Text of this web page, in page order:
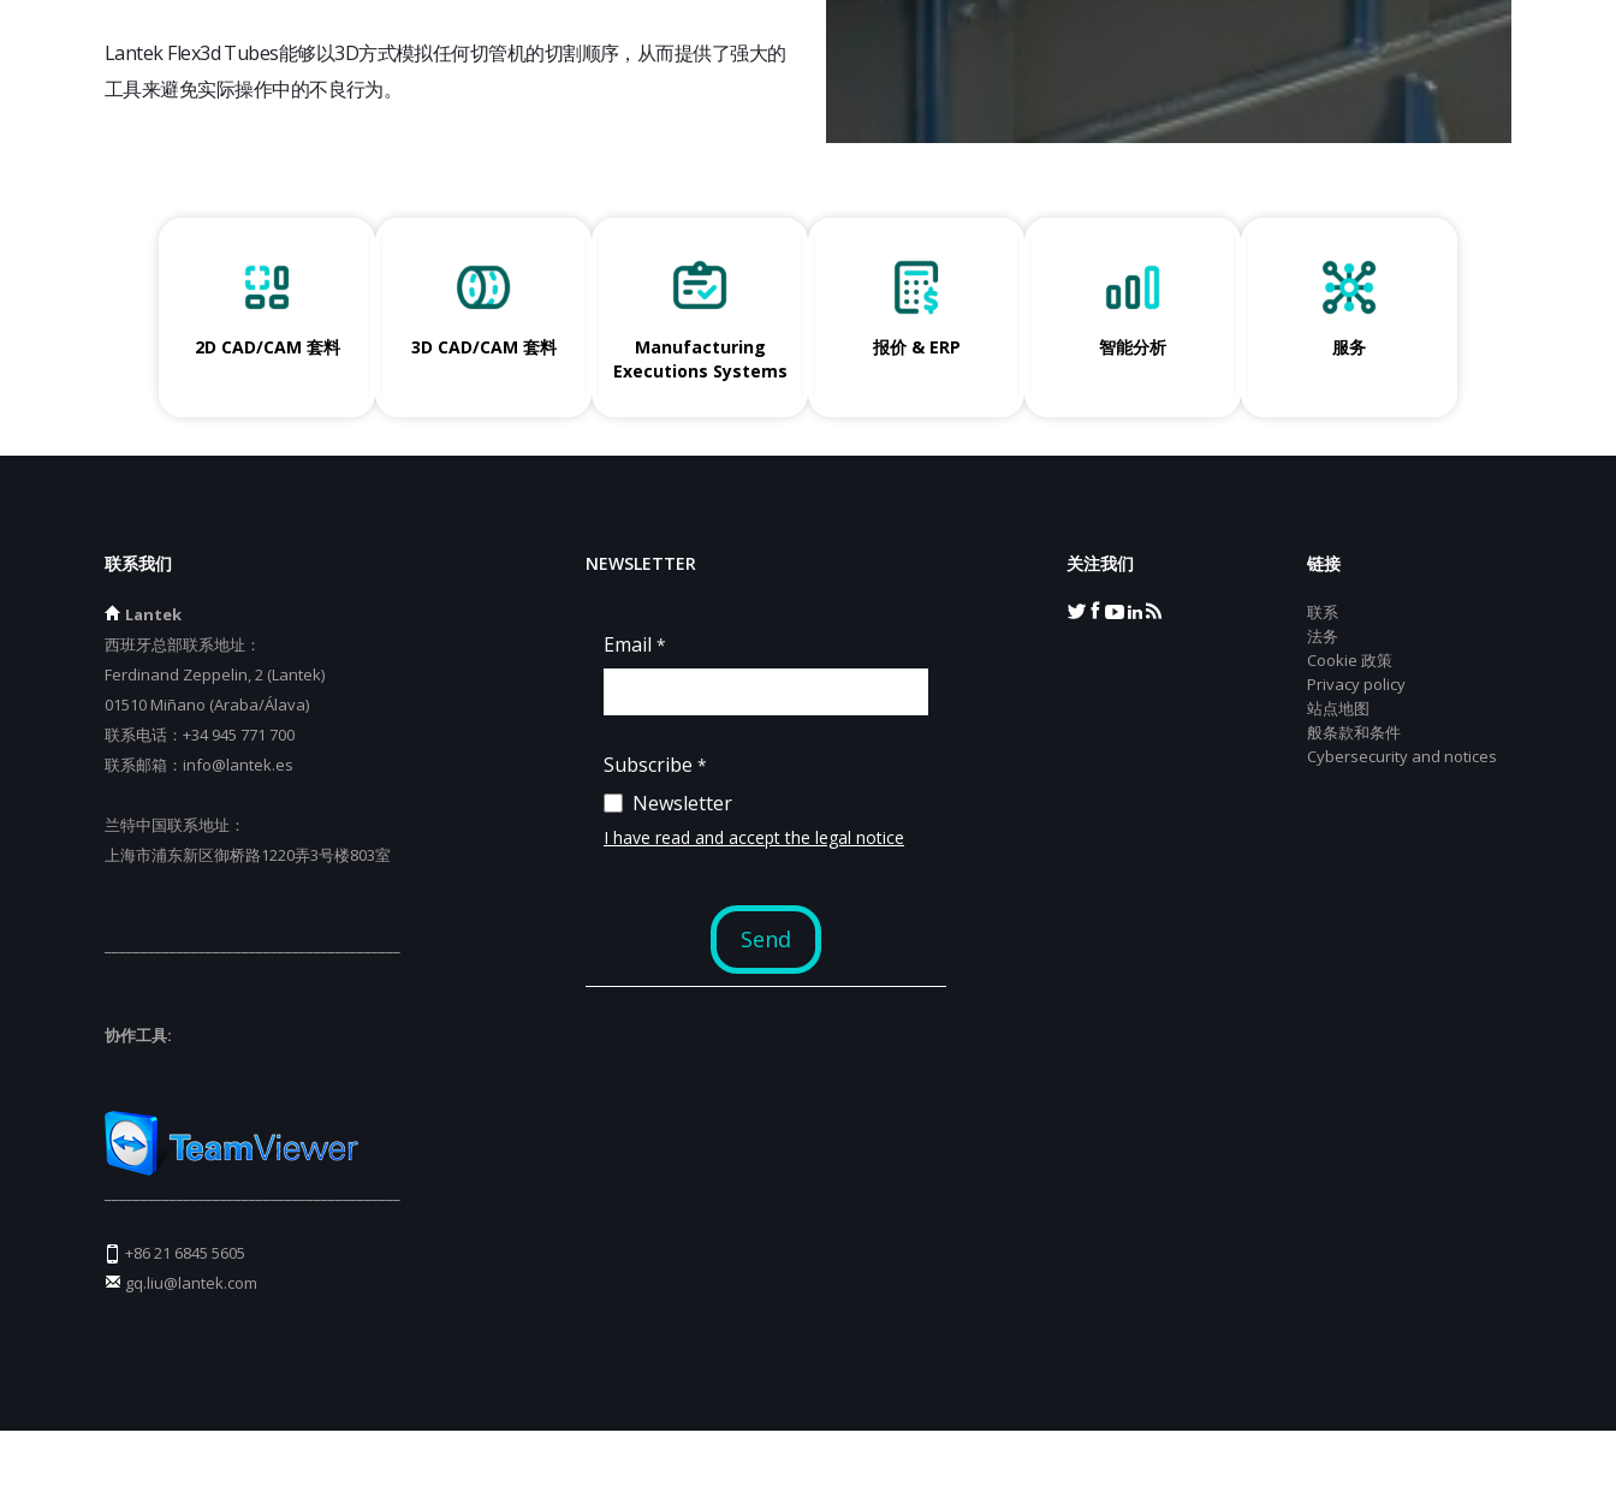
Lantek Flex3d Tubes能够以3D方式模拟任何切管机的切割顺序，从而提供了强大的
工具来避免实际操作中的不良行为。
2D CAD/CAM 套料 3D CAD/CAM 套料
Manufacturing
Executions Systems
报价 & ERP 智能分析 服务
联系我们
Lantek
西班牙总部联系地址：
Ferdinand Zeppelin, 2 (Lantek)
01510 Miñano (Araba/Álava)
联系电话： +34 945 771 700
联系邮箱： info@lantek.es
兰特中国联系地址：
上海市浦东新区御桥路1220弄3号楼803室
协作工具:
+86 21 6845 5605
gq.liu@lantek.com
NEWSLETTER 关注我们 链接
联系
法务
Cookie 政策
Privacy policy
站点地图
般条款和条件
Cybersecurity and notices